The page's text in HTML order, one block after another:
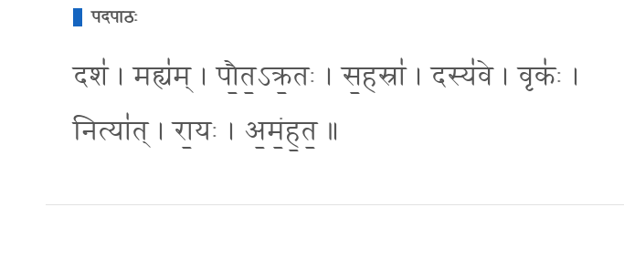
पदपाठः
दश॑ । मह्य॑म् । पौ॒त॒ऽक्र॒तः । स॒हस्रा॑ । दस्य॑वे । वृकः॑ ।
नित्या॑त् । रा॒यः । अ॒मं॒ह॒त॒ ॥